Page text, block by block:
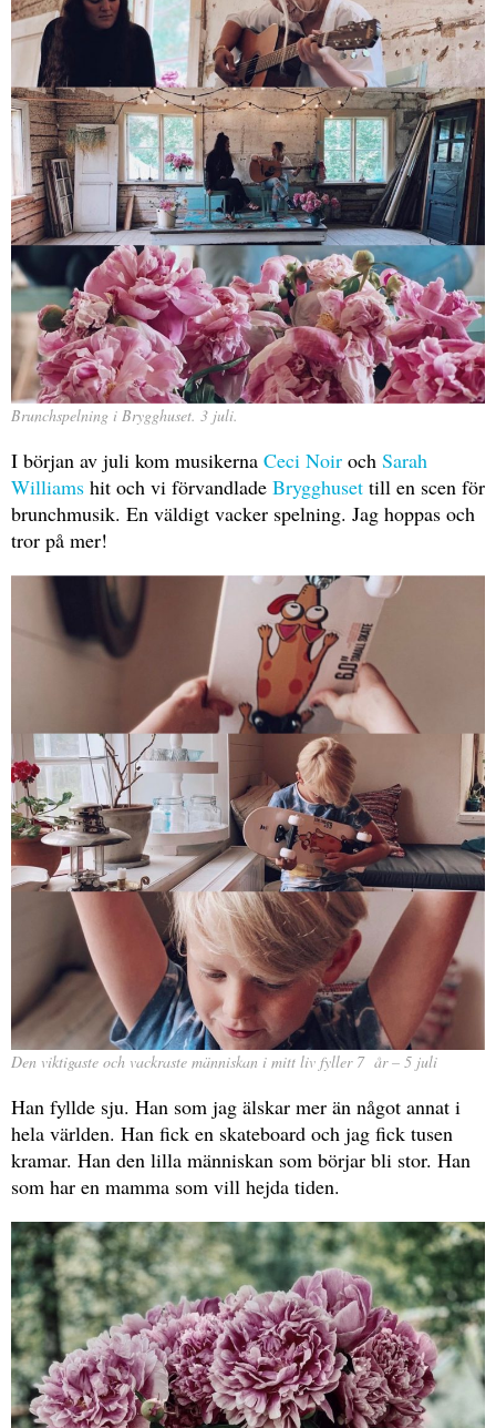
Brunchspelning i Brygghuset. 3 juli.
I början av juli kom musikerna Ceci Noir och Sarah
Williams hit och vi förvandlade Brygghuset till en scen för
brunchmusik. En väldigt vacker spelning. Jag hoppas och
tror på mer!
Den viktigaste och vackraste människan i mitt liv fyller 7 år – 5 juli
Han fyllde sju. Han som jag älskar mer än något annat i
hela världen. Han fick en skateboard och jag fick tusen
kramar. Han den lilla människan som börjar bli stor. Han
som har en mamma som vill hejda tiden.